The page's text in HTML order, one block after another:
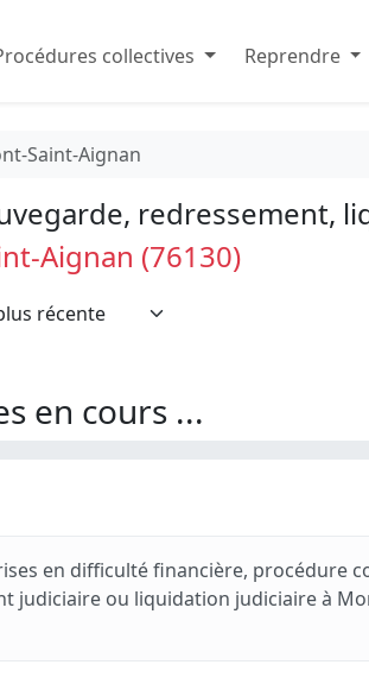
collectives Reprendre
Saint-Aignan
redressement,
Aignan (76130)
en cours ...
en difficulté financière, procédure
judiciaire ou liquidation judiciaire à